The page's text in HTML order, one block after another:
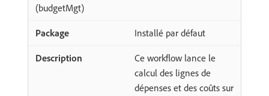
(budgetMgt)
Installé par défaut
Ce workflow lance le
calcul des lignes de
dépenses et des coûts sur